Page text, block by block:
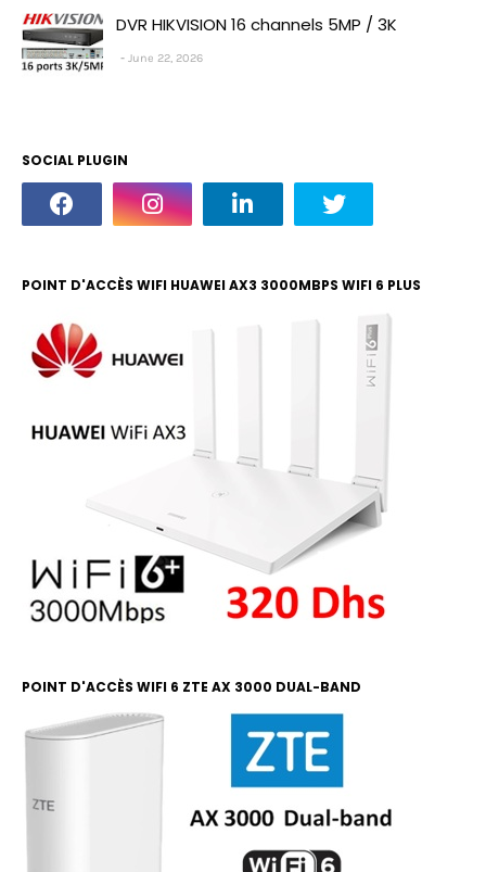
DVR HIKVISION 16 channels 5MP / 3K
June 22, 2026
SOCIAL PLUGIN
POINT D'ACCÈS WIFI HUAWEI AX3 3000MBPS WIFI 6 PLUS
POINT D'ACCÈS WIFI 6 ZTE AX 3000 DUAL-BAND